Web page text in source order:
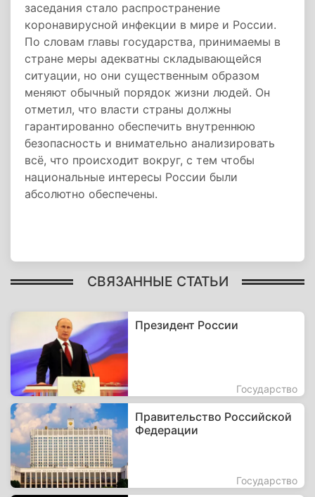
заседания стало распространение
коронавирусной инфекции в мире и России.
По словам главы государства, принимаемы в
стране меры адекватны складывающейся
ситуации, но они существенным образом
меняют обычный порядок жизни людей. Он
отметил, что власти страны должны
гарантированно обеспечить внутреннюю
безопасность и внимательно анализировать
всё, что происходит вокруг, с тем чтобы
национальные интересы России были
абсолютно обеспечены.
СВЯЗАННЫЕ СТАТЬИ
Президент России
Государство
Правительство Российской
Федерации
Государство